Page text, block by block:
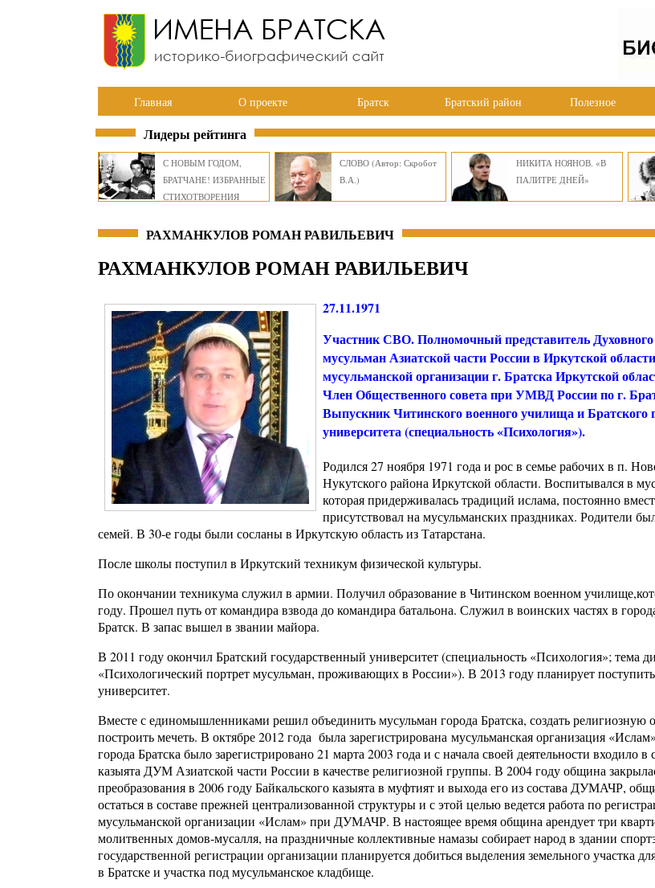
Главная О проекте Братск Братский район Полезное
Лидеры рейтинга
С НОВЫМ ГОДОМ,
БРАТЧАНЕ! ИЗБРАННЫЕ
СТИХОТВОРЕНИЯ
СЛОВО (Автор: Скробот
В.А.)
НИКИТА НОЯНОВ. «В
ПАЛИТРЕ ДНЕЙ»
РАХМАНКУЛОВ РОМАН РАВИЛЬЕВИЧ
РАХМАНКУЛОВ РОМАН РАВИЛЬЕВИЧ
27.11.1971
Участник СВО. Полномочный представитель
мусульман Азиатской части России в Иркутской
мусульманской организации г. Братска Иркутской
Член Общественного совета при УМВД России по г.
Выпускник Читинского военного училища и Братского
университета (специальность «Психология»).
Родился 27 ноября 1971 года и рос в семье рабочих в п.
Нукутского района Иркутской области. Воспитывался в
которая придерживалась традиций ислама, постоянно
присутствовал на мусульманских праздниках. Родители
семей. В 30-е годы были сосланы в Иркутскую область из Татарстана.
После школы поступил в Иркутский техникум физической культуры.
По окончании техникума служил в армии. Получил образование в Читинском военном
году. Прошел путь от командира взвода до командира батальона. Служил в воинских частях в
Братск. В запас вышел в звании майора.
В 2011 году окончил Братский государственный университет (специальность «Психология»; тема
«Психологический портрет мусульман, проживающих в России»). В 2013 году планирует
университет.
Вместе с единомышленниками решил объединить мусульман города Братска, создать религиозную
построить мечеть. В октябре 2012 года была зарегистрирована мусульманская организация
города Братска было зарегистрировано 21 марта 2003 года и с начала своей деятельности входило в
казыята ДУМ Азиатской части России в качестве религиозной группы. В 2004 году община
преобразования в 2006 году Байкальского казыята в муфтият и выхода его из состава ДУМАЧР,
остаться в составе прежней централизованной структуры и с этой целью ведется работа по
мусульманской организации «Ислам» при ДУМАЧР. В настоящее время община арендует три
молитвенных домов-мусалля, на праздничные коллективные намазы собирает народ в здании
государственной регистрации организации планируется добиться выделения земельного участка
в Братске и участка под мусульманское кладбище.